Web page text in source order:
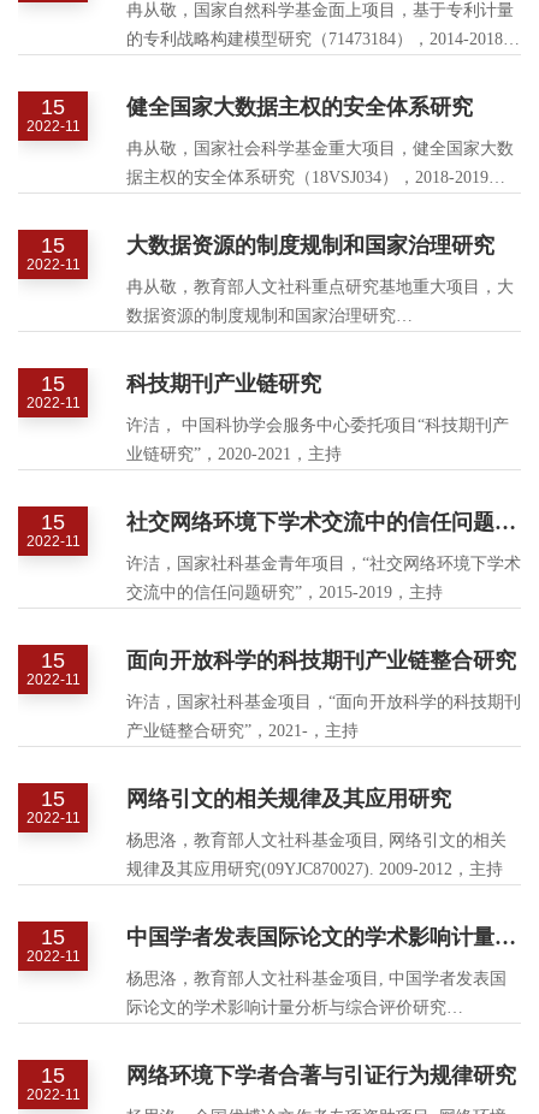
冉从敬，国家自然科学基金面上项目，基于专利计量
的专利战略构建模型研究（71473184），2014-2018，
15
2022-11
健全国家大数据主权的安全体系研究
冉从敬，国家社会科学基金重大项目，健全国家大数
据主权的安全体系研究（18VSJ034），2018-2019，
15
2022-11
大数据资源的制度规制和国家治理研究
冉从敬，教育部人文社科重点研究基地重大项目，大
数据资源的制度规制和国家治理研究
15
2022-11
科技期刊产业链研究
许洁， 中国科协学会服务中心委托项目“科技期刊产
业链研究”，2020-2021，主持
15
2022-11
社交网络环境下学术交流中的信任问题研究
许洁，国家社科基金青年项目，“社交网络环境下学术
交流中的信任问题研究”，2015-2019，主持
15
2022-11
面向开放科学的科技期刊产业链整合研究
许洁，国家社科基金项目，“面向开放科学的科技期刊
产业链整合研究”，2021-，主持
15
2022-11
网络引文的相关规律及其应用研究
杨思洛，教育部人文社科基金项目, 网络引文的相关
规律及其应用研究(09YJC870027). 2009-2012，主持
15
2022-11
中国学者发表国际论文的学术影响计量分析与综合评价研究
杨思洛，教育部人文社科基金项目, 中国学者发表国
际论文的学术影响计量分析与综合评价研究
15
2022-11
网络环境下学者合著与引证行为规律研究